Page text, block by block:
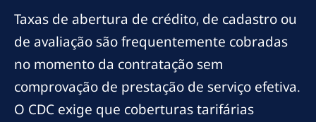
Taxas de abertura de crédito, de cadastro ou
de avaliação são frequentemente cobradas
no momento da contratação sem
comprovação de prestação de serviço efetiva.
O CDC exige que coberturas tarifárias